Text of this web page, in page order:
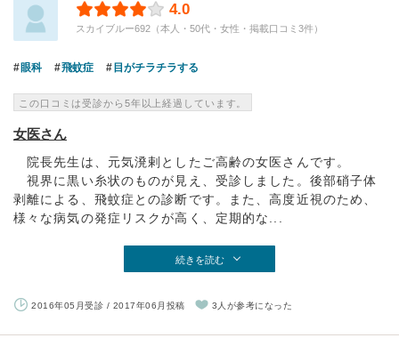
4.0
スカイブルー692（本人・50代・女性・掲載口コミ3件）
眼科 飛蚊症 目がチラチラする
この口コミは受診から5年以上経過しています。
女医さん
院長先生は、元気溌剌としたご高齢の女医さんです。
視界に黒い糸状のものが見え、受診しました。後部硝子体
剥離による、飛蚊症との診断です。また、高度近視のため、
様々な病気の発症リスクが高く、定期的な...
続きを読む
2016年05月受診 / 2017年06月投稿 3人が参考になった